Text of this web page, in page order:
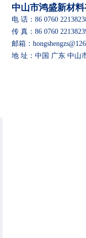
中山市鸿盛新材料
电 话：86 0760
传 真：86 0760
邮箱：
地 址：中国 广东 中山